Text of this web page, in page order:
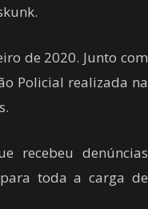
de 2020. Junto com
Policial realizada na
recebeu denúncias
toda a carga de